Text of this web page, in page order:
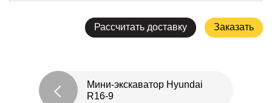
Рассчитать доставку Заказать
Мини-экскаватор Hyundai
R16-9